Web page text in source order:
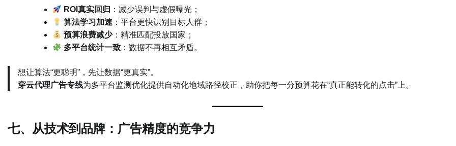
ROI真实回归 ：减少误判与虚假曝光；
算法学习加速 ：平台更快识别目标人群；
预算浪费减少：精准匹配投放国家；
多平台统计一致 ：数据不再相互矛盾。
想让算法“更聪明”，先让数据“更真实”。
穿云代理广告专线为多平台监测优化提供自动化地域路径校正，助你把每一分预算花在“真正能转化的点击”上。
七、从技术到品牌：广告精度的竞争力